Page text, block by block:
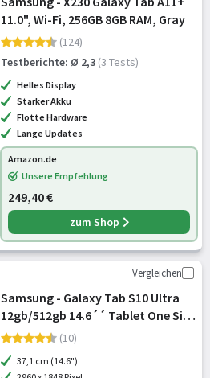
11.0", Wi-Fi, 256GB 8GB RAM, Gray
(124)
Testberichte: Ø 2,3 (3 Tests)
Helles Display
Starker Akku
Flotte Hardware
Lange Updates
Amazon.de
Unsere Empfehlung
249,40 €
zum Shop
Vergleichen
Samsung - Galaxy Tab S10 Ultra
12gb/512gb 14.6´´ Tablet One Size
[Version Rumänische]
(10)
37,1 cm (14.6")